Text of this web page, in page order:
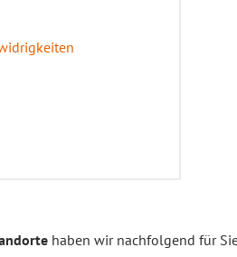
haben wir nachfolgend für